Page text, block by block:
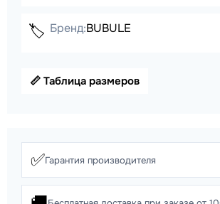
🏷️ Бренд:BUBULE
📏 Таблица размеров
✅Гарантия производителя